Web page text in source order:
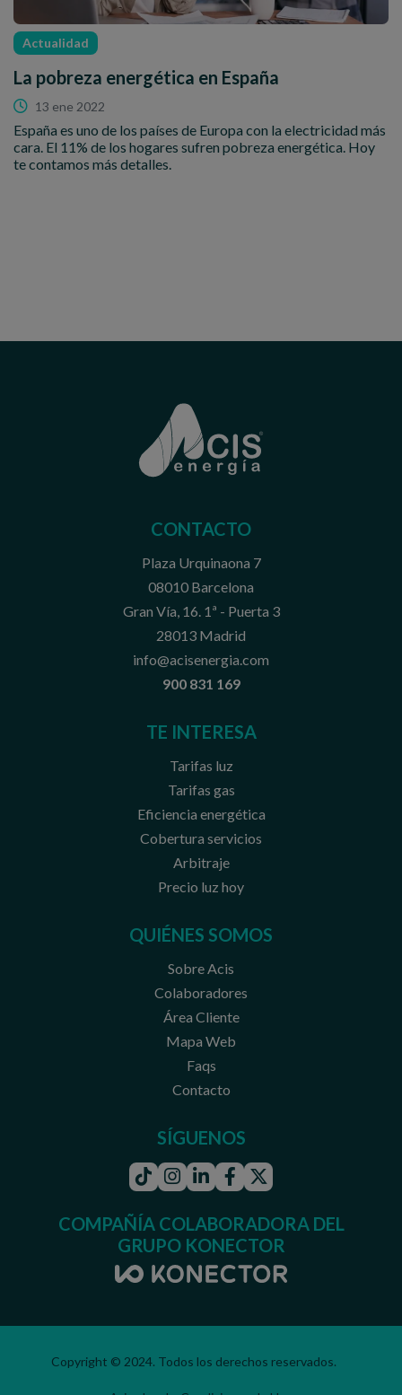
Actualidad
La pobreza energética en España
13 ene 2022
España es uno de los países de Europa con la electricidad más
cara. El 11% de los hogares sufren pobreza energética. Hoy
te contamos más detalles.
CONTACTO
Plaza Urquinaona 7
08010 Barcelona
Gran Vía, 16. 1ª - Puerta 3
28013 Madrid
info@acisenergia.com
900 831 169
TE INTERESA
Tarifas luz
Tarifas gas
Eficiencia energética
Cobertura servicios
Arbitraje
Precio luz hoy
QUIÉNES SOMOS
Sobre Acis
Colaboradores
Área Cliente
Mapa Web
Faqs
Contacto
SÍGUENOS
TiktokInstagram
LinkedinFacebook
Twitter
COMPAÑÍA COLABORADORA DEL
GRUPO KONECTOR
Copyright © 2024. Todos los derechos reservados.